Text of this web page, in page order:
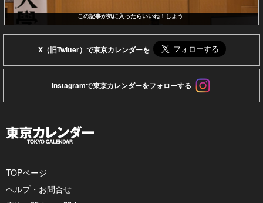
この記事が気に入ったらいいね！しよう
X（旧Twitter）で東京カレンダーを
Instagramで東京カレンダーをフォローする
TOPページ
ヘルプ・お問合せ